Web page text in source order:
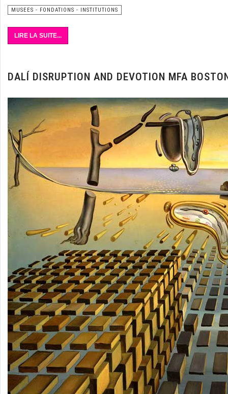
MUSEES - FONDATIONS - INSTITUTIONS
LIRE LA SUITE...
DALÍ DISRUPTION AND DEVOTION MFA